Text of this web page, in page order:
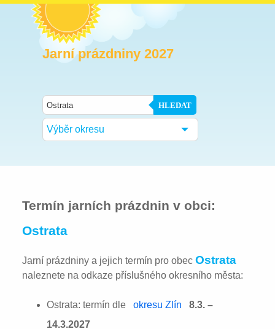
Jarní prázdniny 2027
HLEDAT
Výběr okresu
Termín jarních prázdnin v obci:
Ostrata
Jarní prázdniny a jejich termín pro obecOstrata
naleznete na odkaze příslušného okresního města:
Ostrata: termín dle okresu Zlín
8.3. –
14.3.2027